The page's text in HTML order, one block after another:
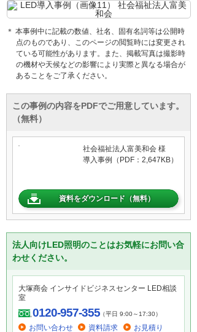
＊ 本事例中に記載の数値、社名、固有名詞等は公開時
点のものであり、このページの閲覧時には変更され
ている可能性があります。また、掲載写真は撮影時
の機材や天候などの影響により実際と異なる場合が
あることをご了承ください。
この事例の内容をPDFでご用意しています。
（無料）
社会福祉法人富美和会 様
導入事例（PDF：2,647KB）
資料をダウンロード（無料）
法人向けLED照明のことはお気軽にお問い合
わせください。
大塚商会 インサイドビジネスセンター LED相談
室
0120-957-355（平日 9:00～17:30）
お問い合わせ 資料請求 お見積り